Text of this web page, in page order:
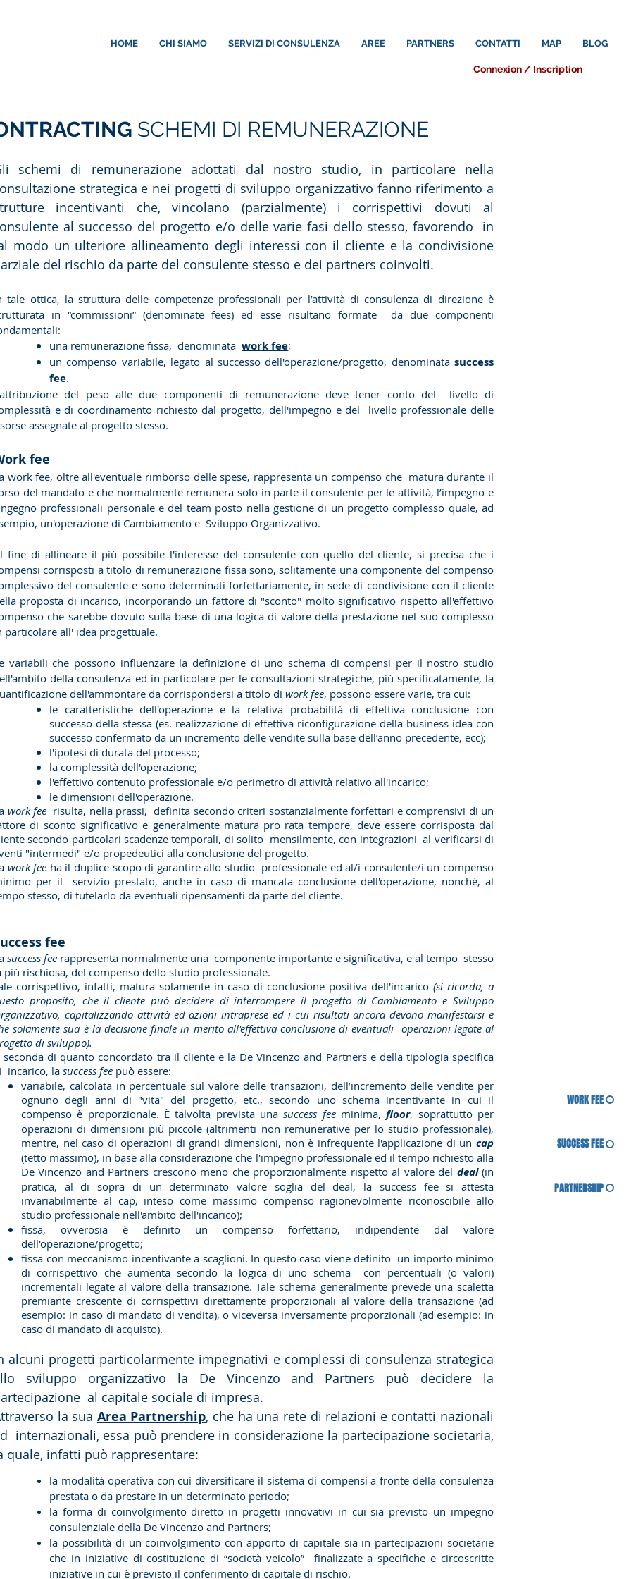
HOME CHI SIAMO SERVIZI DI CONSULENZA AREE PARTNERS CONTATTI MAP BLOG
Connexion / Inscription
WORK FEE
SUCCESS FEE
PARTNERSHIP
schemi di remunerazione adottati dal nostro studio, in particolare nella
strategica e nei progetti di sviluppo organizzativo fanno riferimento a
incentivanti che, vincolano (parzialmente) i corrispettivi dovuti al
al successo del progetto e/o delle varie fasi dello stesso, favorendo in
modo un ulteriore allineamento degli interessi con il cliente e la condivisione
del rischio da parte del consulente stesso e dei partners coinvolti.
tale ottica, la struttura delle competenze professionali per l’attività di consulenza di direzione è
in “commissioni” (denominate fees) ed esse risultano formate da due componenti
una remunerazione fissa, denominata work fee;
un compenso variabile, legato al successo dell'operazione/progetto, denominata success
fee.
del peso alle due componenti di remunerazione deve tener conto del livello di
e di coordinamento richiesto dal progetto, dell'impegno e del livello professionale delle
assegnate al progetto stesso.
fee
work fee, oltre all'eventuale rimborso delle spese, rappresenta un compenso che matura durante il
del mandato e che normalmente remunera solo in parte il consulente per le attività, l’impegno e
professionali personale e del team posto nella gestione di un progetto complesso quale, ad
un'operazione di Cambiamento e Sviluppo Organizzativo.
fine di allineare il più possibile l'interesse del consulente con quello del cliente, si precisa che i
corrisposti a titolo di remunerazione fissa sono, solitamente una componente del compenso
del consulente e sono determinati forfettariamente, in sede di condivisione con il cliente
proposta di incarico, incorporando un fattore di "sconto" molto significativo rispetto all'effettivo
che sarebbe dovuto sulla base di una logica di valore della prestazione nel suo complesso
particolare all' idea progettuale.
variabili che possono influenzare la definizione di uno schema di compensi per il nostro studio
della consulenza ed in particolare per le consultazioni strategiche, più specificatamente, la
dell'ammontare da corrispondersi a titolo di work fee, possono essere varie, tra cui:
le caratteristiche dell'operazione e la relativa probabilità di effettiva conclusione con
successo della stessa (es. realizzazione di effettiva riconfigurazione della business idea con
successo confermato da un incremento delle vendite sulla base dell’anno precedente, ecc);
l'ipotesi di durata del processo;
la complessità dell'operazione;
l'effettivo contenuto professionale e/o perimetro di attività relativo all'incarico;
le dimensioni dell'operazione.
work fee risulta, nella prassi, definita secondo criteri sostanzialmente forfettari e comprensivi di un
di sconto significativo e generalmente matura pro rata tempore, deve essere corrisposta dal
secondo particolari scadenze temporali, di solito mensilmente, con integrazioni al verificarsi di
"intermedi" e/o propedeutici alla conclusione del progetto.
work fee ha il duplice scopo di garantire allo studio professionale ed al/i consulente/i un compenso
per il servizio prestato, anche in caso di mancata conclusione dell'operazione, nonchè, al
stesso, di tutelarlo da eventuali ripensamenti da parte del cliente.
fee
success fee rappresenta normalmente una componente importante e significativa, e al tempo stesso
più rischiosa, del compenso dello studio professionale.
corrispettivo, infatti, matura solamente in caso di conclusione positiva dell'incarico (si ricorda, a
proposito, che il cliente può decidere di interrompere il progetto di Cambiamento e Sviluppo
capitalizzando attività ed azioni intraprese ed i cui risultati ancora devono manifestarsi e
solamente sua è la decisione finale in merito all'effettiva conclusione di eventuali operazioni legate al
di sviluppo).
seconda di quanto concordato tra il cliente e la De Vincenzo and Partners e della tipologia specifica
incarico, la success fee può essere:
variabile, calcolata in percentuale sul valore delle transazioni, dell’incremento delle vendite per
ognuno degli anni di "vita" del progetto, etc., secondo uno schema incentivante in cui il
compenso è proporzionale. È talvolta prevista unasuccess fee minima,floor, soprattutto per
operazioni di dimensioni più piccole (altrimenti non remunerative per lo studio professionale),
mentre, nel caso di operazioni di grandi dimensioni, non è infrequente l'applicazione di un cap
(tetto massimo), in base alla considerazione che l'impegno professionale ed il tempo richiesto alla
De Vincenzo and Partners crescono meno che proporzionalmente rispetto al valore del deal(in
pratica, al di sopra di un determinato valore soglia del deal, la success fee si attesta
invariabilmente al cap, inteso come massimo compenso ragionevolmente riconoscibile allo
studio professionale nell'ambito dell'incarico);
fissa, ovverosia è definito un compenso forfettario, indipendente dal valore
dell'operazione/progetto;
fissa con meccanismo incentivante a scaglioni. In questo caso viene definito un importo minimo
di corrispettivo che aumenta secondo la logica di uno schema con percentuali (o valori)
incrementali legate al valore della transazione. Tale schema generalmente prevede una scaletta
premiante crescente di corrispettivi direttamente proporzionali al valore della transazione (ad
esempio: in caso di mandato di vendita), o viceversa inversamente proporzionali (ad esempio: in
caso di mandato di acquisto).
alcuni progetti particolarmente impegnativi e complessi di consulenza strategica
sviluppo organizzativo la De Vincenzo and Partners può decidere la
al capitale sociale di impresa.
la sua Area Partnership, che ha una rete di relazioni e contatti nazionali
internazionali, essa può prendere in considerazione la partecipazione societaria,
quale, infatti può rappresentare:
la modalità operativa con cui diversificare il sistema di compensi a fronte della consulenza
prestata o da prestare in un determinato periodo;
la forma di coinvolgimento diretto in progetti innovativi in cui sia previsto un impegno
consulenziale della De Vincenzo and Partners;
la possibilità di un coinvolgimento con apporto di capitale sia in partecipazioni societarie
che in iniziative di costituzione di “società veicolo” finalizzate a specifiche e circoscritte
iniziative in cui è previsto il conferimento di capitale di rischio.
SCHEMI DI REMUNERAZIONE